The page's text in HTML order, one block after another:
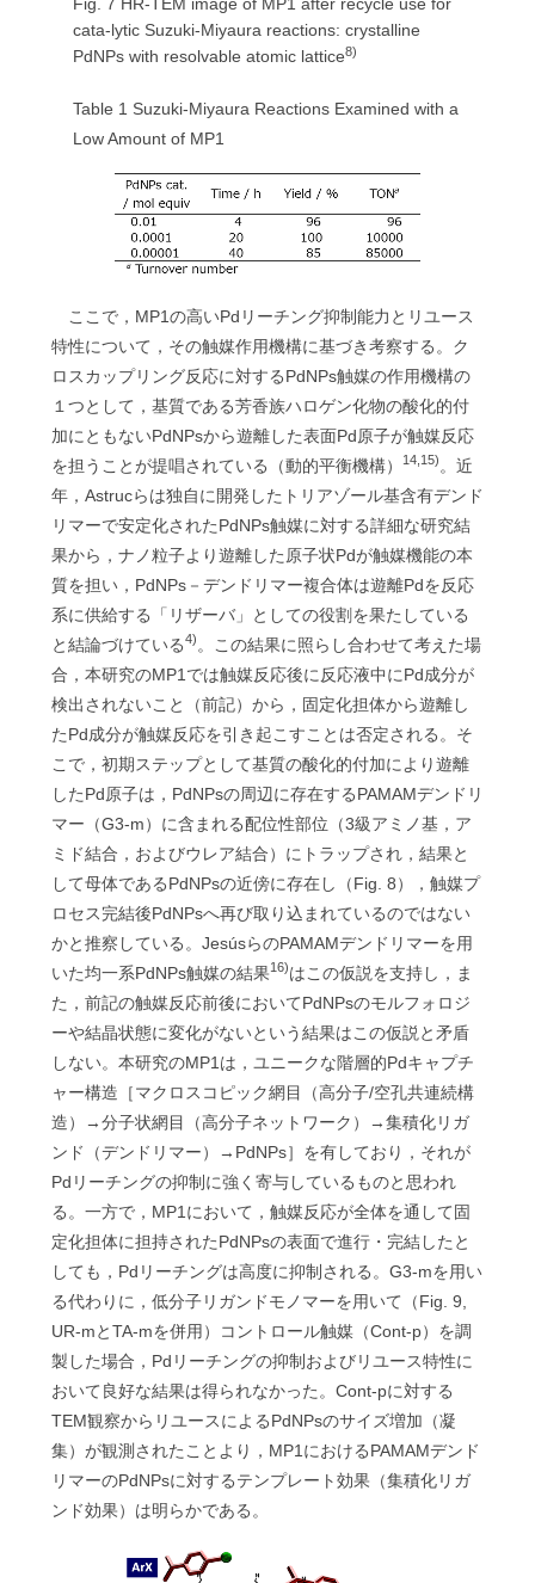
Fig. 7 HR-TEM image of MP1 after recycle use for
cata-lytic Suzuki-Miyaura reactions: crystalline
PdNPs with resolvable atomic lattice8)
Table 1 Suzuki-Miyaura Reactions Examined with a
Low Amount of MP1
ここで，MP1の高いPdリーチング抑制能力とリユース
特性について，その触媒作用機構に基づき考察する。ク
ロスカップリング反応に対するPdNPs触媒の作用機構の
１つとして，基質である芳香族ハロゲン化物の酸化的付
加にともないPdNPsから遊離した表面Pd原子が触媒反応
を担うことが提唱されている（動的平衡機構）
14,15) 。近
年，Astrucらは独自に開発したトリアゾール基含有デンド
リマーで安定化されたPdNPs触媒に対する詳細な研究結
果から，ナノ粒子より遊離した原子状Pdが触媒機能の本
質を担い，PdNPs－デンドリマー複合体は遊離Pdを反応
系に供給する「リザーバ」としての役割を果たしている
と結論づけている4) 。この結果に照らし合わせて考えた場
合，本研究のMP1では触媒反応後に反応液中にPd成分が
検出されないこと（前記）から，固定化担体から遊離し
たPd成分が触媒反応を引き起こすことは否定される。そ
こで，初期ステップとして基質の酸化的付加により遊離
したPd原子は，PdNPsの周辺に存在するPAMAMデンドリ
マー（G3-m）に含まれる配位性部位（3級アミノ基，ア
ミド結合，およびウレア結合）にトラップされ，結果と
して母体であるPdNPsの近傍に存在し（Fig. 8），触媒プ
ロセス完結後PdNPsへ再び取り込まれているのではない
かと推察している。JesúsらのPAMAMデンドリマーを用
いた均一系PdNPs触媒の結果16)はこの仮説を支持し，ま
た，前記の触媒反応前後においてPdNPsのモルフォロジ
ーや結晶状態に変化がないという結果はこの仮説と矛盾
しない。本研究のMP1は，ユニークな階層的Pdキャプチ
ャー構造［マクロスコピック網目（高分子/空孔共連続構
造）→分子状網目（高分子ネットワーク）→集積化リガ
ンド（デンドリマー）→PdNPs］を有しており，それが
Pdリーチングの抑制に強く寄与しているものと思われ
る。一方で，MP1において，触媒反応が全体を通して固
定化担体に担持されたPdNPsの表面で進行・完結したと
しても，Pdリーチングは高度に抑制される。G3-mを用い
る代わりに，低分子リガンドモノマーを用いて（Fig. 9,
UR-mとTA-mを併用）コントロール触媒（Cont-p）を調
製した場合，Pdリーチングの抑制およびリユース特性に
おいて良好な結果は得られなかった。Cont-pに対する
TEM観察からリユースによるPdNPsのサイズ増加（凝
集）が観測されたことより，MP1におけるPAMAMデンド
リマーのPdNPsに対するテンプレート効果（集積化リガ
ンド効果）は明らかである。